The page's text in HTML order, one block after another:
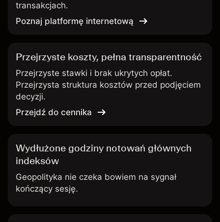
transakcjach.
Poznaj platformę internetową
Przejrzyste koszty, pełna transparentność
Przejrzyste stawki i brak ukrytych opłat.
Przejrzysta struktura kosztów przed podjęciem
decyzji.
Przejdź do cennika
Wydłużone godziny notowań głównych
indeksów
Geopolityka nie czeka bowiem na sygnał
kończący sesję.